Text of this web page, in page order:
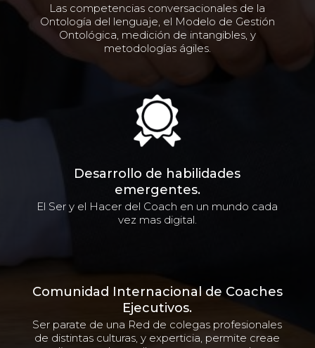
Las competencias conversacionales de la
Ontología del lenguaje, el Modelo de Gestión
Ontológica, medición de intangibles, y
metodologías ágiles.
Desarrollo de habilidades
emergentes.
El Ser y el Hacer del Coach en un mundo cada
vez mas digital.
Comunidad Internacional de Coaches
Ejecutivos.
Ser parate de una Red de colegas profesionales
de distintas culturas, y experticia, permite creae